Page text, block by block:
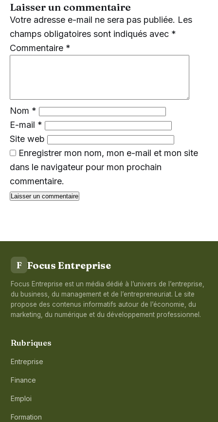
Laisser un commentaire
Votre adresse e-mail ne sera pas publiée. Les
champs obligatoires sont indiqués avec *
Commentaire *
Nom *
E-mail *
Site web
Enregistrer mon nom, mon e-mail et mon site
dans le navigateur pour mon prochain
commentaire.
F Focus Entreprise
Focus Entreprise est un média dédié à l’univers de l’entreprise,
du business, du management et de l’entrepreneuriat. Le site
propose des contenus informatifs autour de l’économie, du
marketing, du numérique et du développement professionnel.
Rubriques
Entreprise
Finance
Emploi
Formation